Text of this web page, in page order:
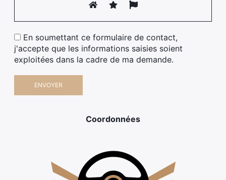
En soumettant ce formulaire de contact,
j'accepte que les informations saisies soient
exploitées dans la cadre de ma demande.
Coordonnées